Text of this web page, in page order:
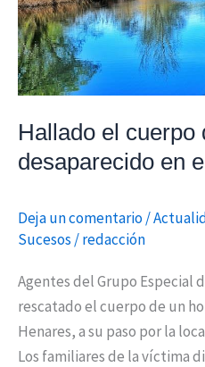
Hallado el cuerpo
desaparecido en
Deja un comentario/
Sucesos/redacción
Agentes del Grupo Especial
rescatado el cuerpo de un
Henares, a su paso por la
Los familiares de la víctima
desaparecido
en
el
río